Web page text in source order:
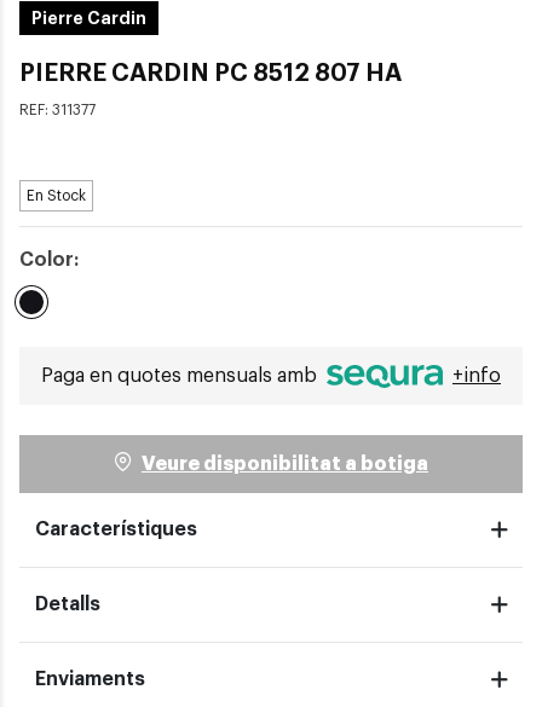
Pierre Cardin
PIERRE CARDIN PC 8512 807 HA
REF: 311377
En Stock
Color:
Paga en quotes mensuals amb +info
Veure disponibilitat a botiga
Característiques
Detalls
Enviaments